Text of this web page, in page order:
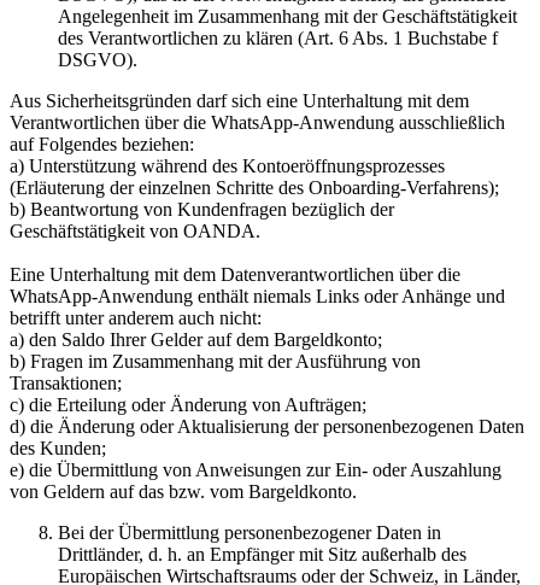
Angelegenheit im Zusammenhang mit der Geschäftstätigkeit
des Verantwortlichen zu klären (Art. 6 Abs. 1 Buchstabe f
DSGVO).
Aus Sicherheitsgründen darf sich eine Unterhaltung mit dem
Verantwortlichen über die WhatsApp-Anwendung ausschließlich
auf Folgendes beziehen:
a) Unterstützung während des Kontoeröffnungsprozesses
(Erläuterung der einzelnen Schritte des Onboarding-Verfahrens);
b) Beantwortung von Kundenfragen bezüglich der
Geschäftstätigkeit von OANDA.
Eine Unterhaltung mit dem Datenverantwortlichen über die
WhatsApp-Anwendung enthält niemals Links oder Anhänge und
betrifft unter anderem auch nicht:
a) den Saldo Ihrer Gelder auf dem Bargeldkonto;
b) Fragen im Zusammenhang mit der Ausführung von
Transaktionen;
c) die Erteilung oder Änderung von Aufträgen;
d) die Änderung oder Aktualisierung der personenbezogenen Daten
des Kunden;
e) die Übermittlung von Anweisungen zur Ein- oder Auszahlung
von Geldern auf das bzw. vom Bargeldkonto.
Bei der Übermittlung personenbezogener Daten in
Drittländer, d. h. an Empfänger mit Sitz außerhalb des
Europäischen Wirtschaftsraums oder der Schweiz, in Länder,